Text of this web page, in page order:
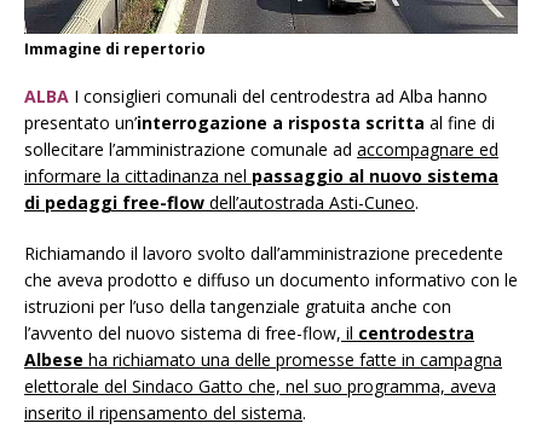
Immagine di repertorio
ALBA I consiglieri comunali del centrodestra ad Alba hanno
presentato un’interrogazione a risposta scritta al fine di
sollecitare l’amministrazione comunale ad accompagnare ed
informare la cittadinanza nel passaggio al nuovo sistema
di pedaggi free-flow dell’autostrada Asti-Cuneo.
Richiamando il lavoro svolto dall’amministrazione precedente
che aveva prodotto e diffuso un documento informativo con le
istruzioni per l’uso della tangenziale gratuita anche con
l’avvento del nuovo sistema di free-flow, il centrodestra
Albese ha richiamato una delle promesse fatte in campagna
elettorale del Sindaco Gatto che, nel suo programma, aveva
inserito il ripensamento del sistema.